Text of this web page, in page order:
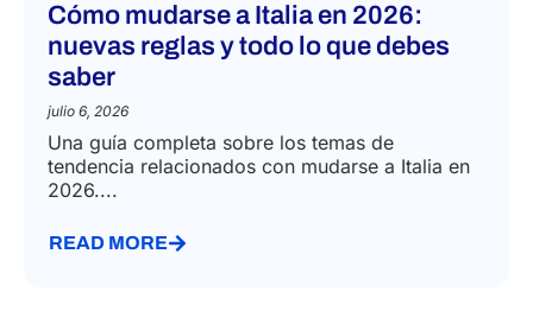
Cómo mudarse a Italia en 2026:
nuevas reglas y todo lo que debes
saber
julio 6, 2026
Una guía completa sobre los temas de
tendencia relacionados con mudarse a Italia en
2026....
READ MORE